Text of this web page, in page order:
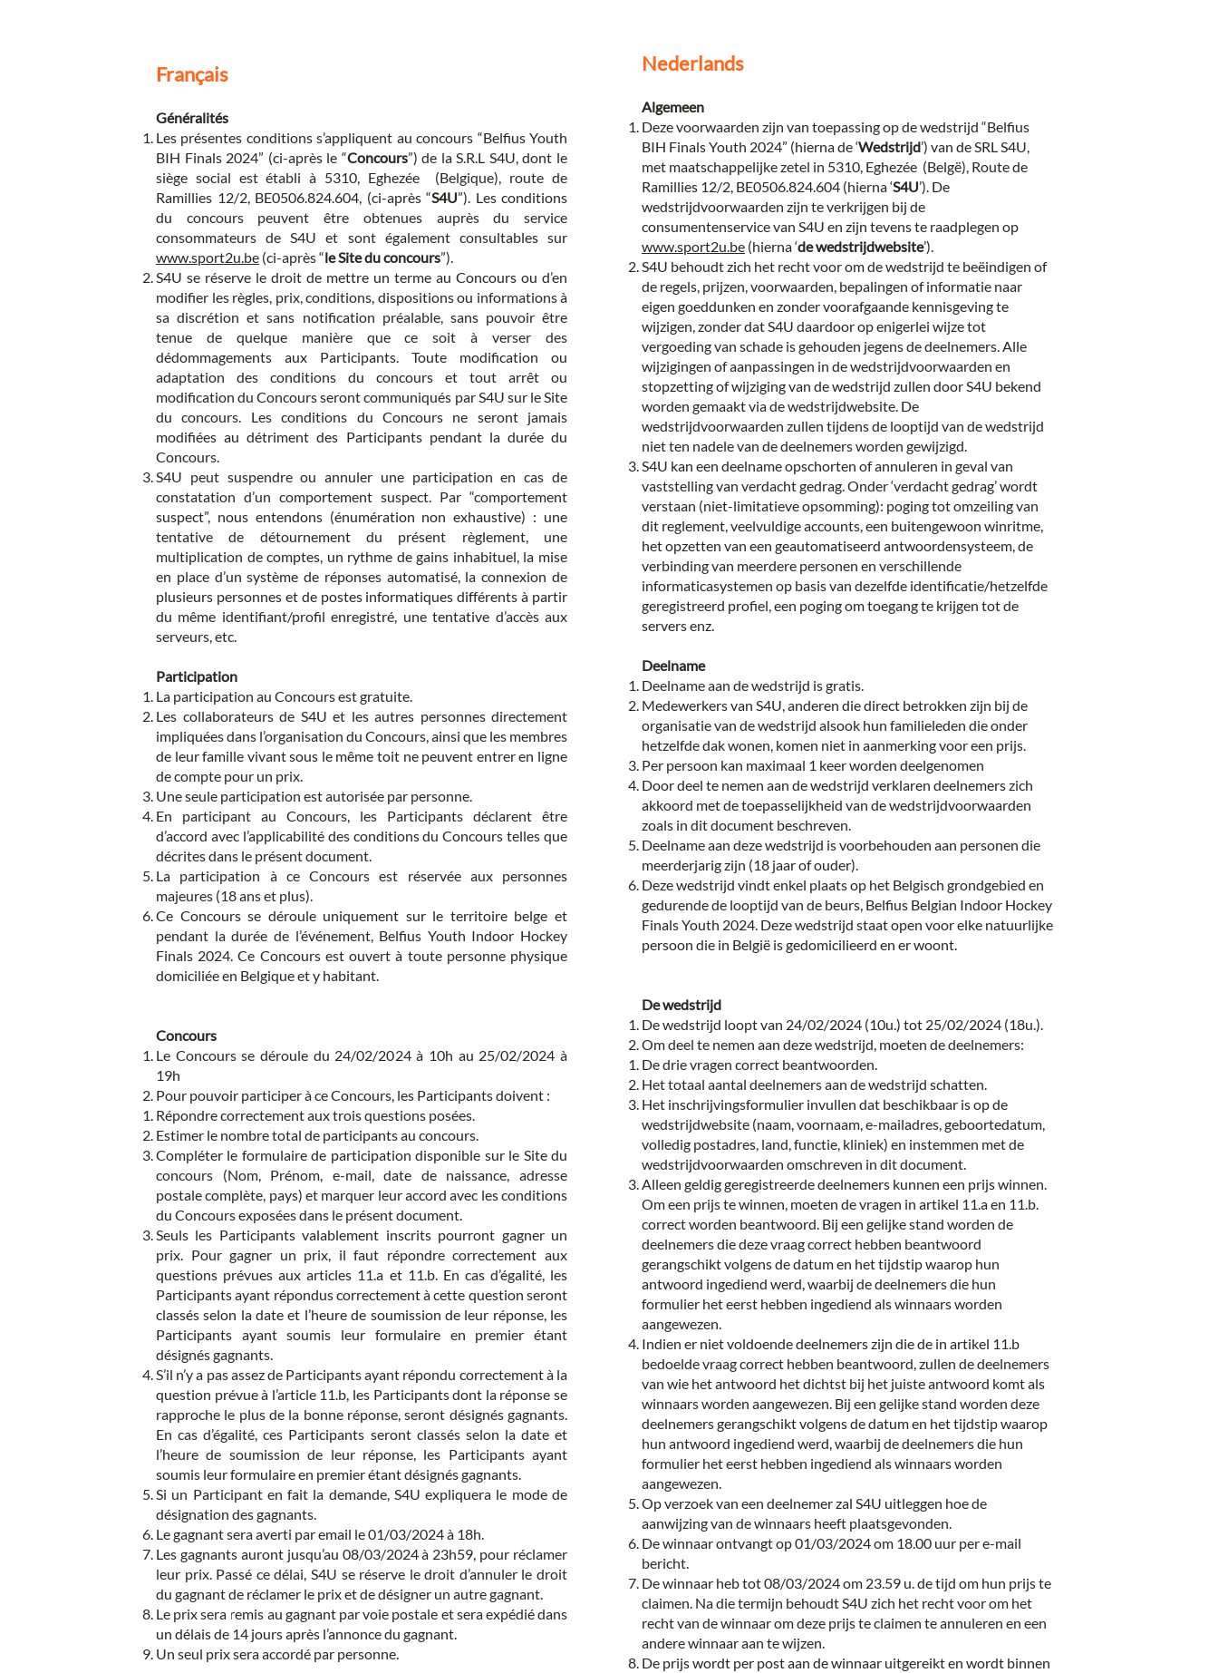
Français
Généralités
Les présentes conditions s’appliquent au concours “Belfius Youth
BIH Finals 2024” (ci-après le “Concours”) de la S.R.L S4U, dont le
siège social est établi à 5310, Eghezée (Belgique), route de
Ramillies 12/2, BE0506.824.604, (ci-après “S4U”). Les conditions
du concours peuvent être obtenues auprès du service
consommateurs de S4U et sont également consultables sur
www.sport2u.be (ci-après “le Site du concours”).
S4U se réserve le droit de mettre un terme au Concours ou d’en
modifier les règles, prix, conditions, dispositions ou informations à
sa discrétion et sans notification préalable, sans pouvoir être
tenue de quelque manière que ce soit à verser des
dédommagements aux Participants. Toute modification ou
adaptation des conditions du concours et tout arrêt ou
modification du Concours seront communiqués par S4U sur le Site
du concours. Les conditions du Concours ne seront jamais
modifiées au détriment des Participants pendant la durée du
Concours.
S4U peut suspendre ou annuler une participation en cas de
constatation d’un comportement suspect. Par “comportement
suspect”, nous entendons (énumération non exhaustive) : une
tentative de détournement du présent règlement, une
multiplication de comptes, un rythme de gains inhabituel, la mise
en place d’un système de réponses automatisé, la connexion de
plusieurs personnes et de postes informatiques différents à partir
du même identifiant/profil enregistré, une tentative d’accès aux
serveurs, etc.
Participation
La participation au Concours est gratuite.
Les collaborateurs de S4U et les autres personnes directement
impliquées dans l’organisation du Concours, ainsi que les membres
de leur famille vivant sous le même toit ne peuvent entrer en ligne
de compte pour un prix.
Une seule participation est autorisée par personne.
En participant au Concours, les Participants déclarent être
d’accord avec l’applicabilité des conditions du Concours telles que
décrites dans le présent document.
La participation à ce Concours est réservée aux personnes
majeures (18 ans et plus).
Ce Concours se déroule uniquement sur le territoire belge et
pendant la durée de l’événement, Belfius Youth Indoor Hockey
Finals 2024. Ce Concours est ouvert à toute personne physique
domiciliée en Belgique et y habitant.
Concours
Le Concours se déroule du 24/02/2024 à 10h au 25/02/2024 à
19h
Pour pouvoir participer à ce Concours, les Participants doivent :
Répondre correctement aux trois questions posées.
Estimer le nombre total de participants au concours.
Compléter le formulaire de participation disponible sur le Site du
concours (Nom, Prénom, e-mail, date de naissance, adresse
postale complète, pays) et marquer leur accord avec les conditions
du Concours exposées dans le présent document.
Seuls les Participants valablement inscrits pourront gagner un
prix. Pour gagner un prix, il faut répondre correctement aux
questions prévues aux articles 11.a et 11.b. En cas d’égalité, les
Participants ayant répondus correctement à cette question seront
classés selon la date et l’heure de soumission de leur réponse, les
Participants ayant soumis leur formulaire en premier étant
désignés gagnants.
S’il n’y a pas assez de Participants ayant répondu correctement à la
question prévue à l’article 11.b, les Participants dont la réponse se
rapproche le plus de la bonne réponse, seront désignés gagnants.
En cas d’égalité, ces Participants seront classés selon la date et
l’heure de soumission de leur réponse, les Participants ayant
soumis leur formulaire en premier étant désignés gagnants.
Si un Participant en fait la demande, S4U expliquera le mode de
désignation des gagnants.
Le gagnant sera averti par email le 01/03/2024 à 18h.
Les gagnants auront jusqu’au 08/03/2024 à 23h59, pour réclamer
leur prix. Passé ce délai, S4U se réserve le droit d’annuler le droit
du gagnant de réclamer le prix et de désigner un autre gagnant.
Le prix sera remis au gagnant par voie postale et sera expédié dans
un délais de 14 jours après l’annonce du gagnant.
Un seul prix sera accordé par personne.
Nederlands
Algemeen
Deze voorwaarden zijn van toepassing op de wedstrijd “Belfius
BIH Finals Youth 2024” (hierna de ‘Wedstrijd’) van de SRL S4U,
met maatschappelijke zetel in 5310, Eghezée (Belgë), Route de
Ramillies 12/2, BE0506.824.604 (hierna ‘S4U’). De
wedstrijdvoorwaarden zijn te verkrijgen bij de
consumentenservice van S4U en zijn tevens te raadplegen op
www.sport2u.be (hierna ‘de wedstrijdwebsite’).
S4U behoudt zich het recht voor om de wedstrijd te beëindigen of
de regels, prijzen, voorwaarden, bepalingen of informatie naar
eigen goeddunken en zonder voorafgaande kennisgeving te
wijzigen, zonder dat S4U daardoor op enigerlei wijze tot
vergoeding van schade is gehouden jegens de deelnemers. Alle
wijzigingen of aanpassingen in de wedstrijdvoorwaarden en
stopzetting of wijziging van de wedstrijd zullen door S4U bekend
worden gemaakt via de wedstrijdwebsite. De
wedstrijdvoorwaarden zullen tijdens de looptijd van de wedstrijd
niet ten nadele van de deelnemers worden gewijzigd.
S4U kan een deelname opschorten of annuleren in geval van
vaststelling van verdacht gedrag. Onder ‘verdacht gedrag’ wordt
verstaan (niet-limitatieve opsomming): poging tot omzeiling van
dit reglement, veelvuldige accounts, een buitengewoon winritme,
het opzetten van een geautomatiseerd antwoordensysteem, de
verbinding van meerdere personen en verschillende
informaticasystemen op basis van dezelfde identificatie/hetzelfde
geregistreerd profiel, een poging om toegang te krijgen tot de
servers enz.
Deelname
Deelname aan de wedstrijd is gratis.
Medewerkers van S4U, anderen die direct betrokken zijn bij de
organisatie van de wedstrijd alsook hun familieleden die onder
hetzelfde dak wonen, komen niet in aanmerking voor een prijs.
Per persoon kan maximaal 1 keer worden deelgenomen
Door deel te nemen aan de wedstrijd verklaren deelnemers zich
akkoord met de toepasselijkheid van de wedstrijdvoorwaarden
zoals in dit document beschreven.
Deelname aan deze wedstrijd is voorbehouden aan personen die
meerderjarig zijn (18 jaar of ouder).
Deze wedstrijd vindt enkel plaats op het Belgisch grondgebied en
gedurende de looptijd van de beurs, Belfius Belgian Indoor Hockey
Finals Youth 2024. Deze wedstrijd staat open voor elke natuurlijke
persoon die in België is gedomicilieerd en er woont.
De wedstrijd
De wedstrijd loopt van 24/02/2024 (10u.) tot 25/02/2024 (18u.).
Om deel te nemen aan deze wedstrijd, moeten de deelnemers:
De drie vragen correct beantwoorden.
Het totaal aantal deelnemers aan de wedstrijd schatten.
Het inschrijvingsformulier invullen dat beschikbaar is op de
wedstrijdwebsite (naam, voornaam, e-mailadres, geboortedatum,
volledig postadres, land, functie, kliniek) en instemmen met de
wedstrijdvoorwaarden omschreven in dit document.
Alleen geldig geregistreerde deelnemers kunnen een prijs winnen.
Om een prijs te winnen, moeten de vragen in artikel 11.a en 11.b.
correct worden beantwoord. Bij een gelijke stand worden de
deelnemers die deze vraag correct hebben beantwoord
gerangschikt volgens de datum en het tijdstip waarop hun
antwoord ingediend werd, waarbij de deelnemers die hun
formulier het eerst hebben ingediend als winnaars worden
aangewezen.
Indien er niet voldoende deelnemers zijn die de in artikel 11.b
bedoelde vraag correct hebben beantwoord, zullen de deelnemers
van wie het antwoord het dichtst bij het juiste antwoord komt als
winnaars worden aangewezen. Bij een gelijke stand worden deze
deelnemers gerangschikt volgens de datum en het tijdstip waarop
hun antwoord ingediend werd, waarbij de deelnemers die hun
formulier het eerst hebben ingediend als winnaars worden
aangewezen.
Op verzoek van een deelnemer zal S4U uitleggen hoe de
aanwijzing van de winnaars heeft plaatsgevonden.
De winnaar ontvangt op 01/03/2024 om 18.00 uur per e-mail
bericht.
De winnaar heb tot 08/03/2024 om 23.59 u. de tijd om hun prijs te
claimen. Na die termijn behoudt S4U zich het recht voor om het
recht van de winnaar om deze prijs te claimen te annuleren en een
andere winnaar aan te wijzen.
De prijs wordt per post aan de winnaar uitgereikt en wordt binnen